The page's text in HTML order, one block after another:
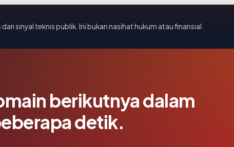
sinyal teknis publik. Ini bukan nasihat hukum atau finansial.
berikutnya dalam
detik.